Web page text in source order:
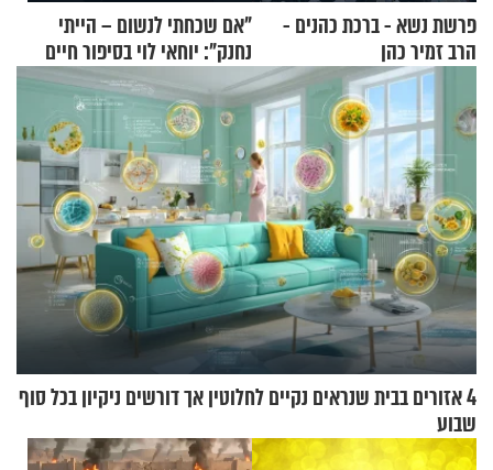
פרשת נשא - ברכת כהנים -
הרב זמיר כהן
"אם שכחתי לנשום – הייתי
נחנק": יוחאי לוי בסיפור חיים
מעורר השראה
4 אזורים בבית שנראים נקיים לחלוטין אך דורשים ניקיון בכל סוף
שבוע